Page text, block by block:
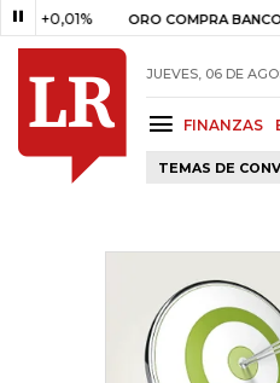
ORO COMPRA BANCO DE LA
JUEVES, 06 DE
FINANZAS
TEMAS DE